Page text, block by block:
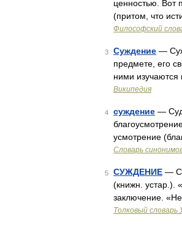
ценностью. Вот
(притом, что
Философский
3 Суждение —
предмете, его
ними изучаются
Википедия
4 суждение —
усмотрение
Словарь
5 СУЖДЕНИЕ —
(книжн. устар.).
заключение.
Толковый словарь